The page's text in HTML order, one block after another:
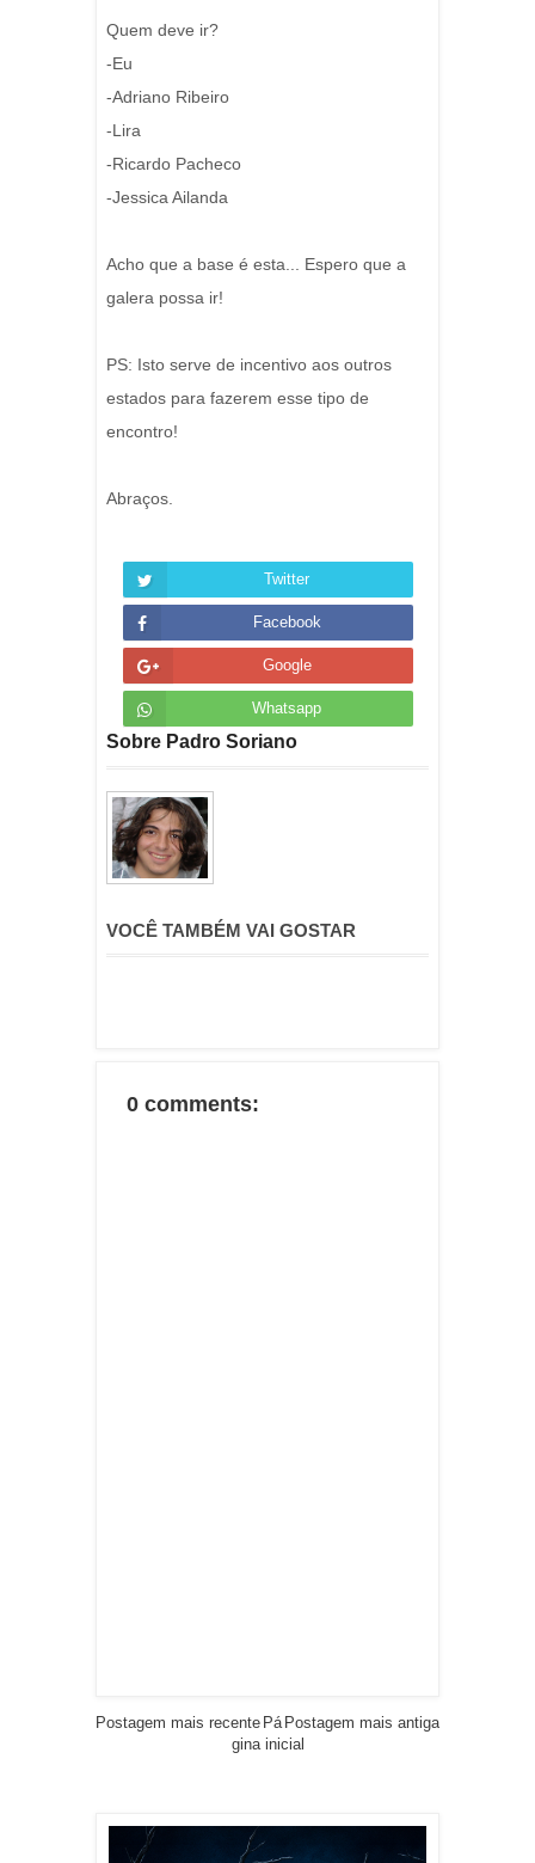
Quem deve ir?
-Eu
-Adriano Ribeiro
-Lira
-Ricardo Pacheco
-Jessica Ailanda
Acho que a base é esta... Espero que a
galera possa ir!
PS: Isto serve de incentivo aos outros
estados para fazerem esse tipo de
encontro!
Abraços.
Twitter
Facebook
Google
Whatsapp
Sobre Padro Soriano
VOCÊ TAMBÉM VAI GOSTAR
0 comments:
Postagem mais recente Postagem mais antiga
Pá
gina inicial